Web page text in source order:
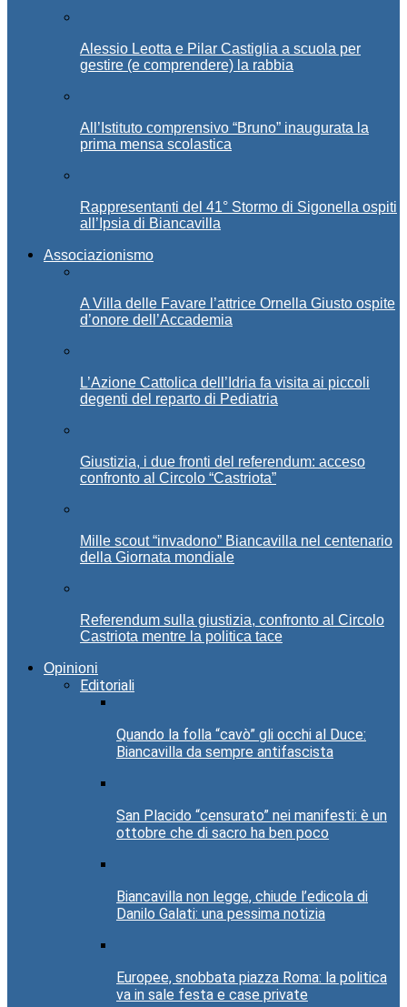
Alessio Leotta e Pilar Castiglia a scuola per
gestire (e comprendere) la rabbia
All’Istituto comprensivo “Bruno” inaugurata la
prima mensa scolastica
Rappresentanti del 41° Stormo di Sigonella ospiti
all’Ipsia di Biancavilla
Associazionismo
A Villa delle Favare l’attrice Ornella Giusto ospite
d’onore dell’Accademia
L’Azione Cattolica dell’Idria fa visita ai piccoli
degenti del reparto di Pediatria
Giustizia, i due fronti del referendum: acceso
confronto al Circolo “Castriota”
Mille scout “invadono” Biancavilla nel centenario
della Giornata mondiale
Referendum sulla giustizia, confronto al Circolo
Castriota mentre la politica tace
Opinioni
Editoriali
Quando la folla “cavò” gli occhi al Duce:
Biancavilla da sempre antifascista
San Placido “censurato” nei manifesti: è un
ottobre che di sacro ha ben poco
Biancavilla non legge, chiude l’edicola di
Danilo Galati: una pessima notizia
Europee, snobbata piazza Roma: la politica
va in sale festa e case private